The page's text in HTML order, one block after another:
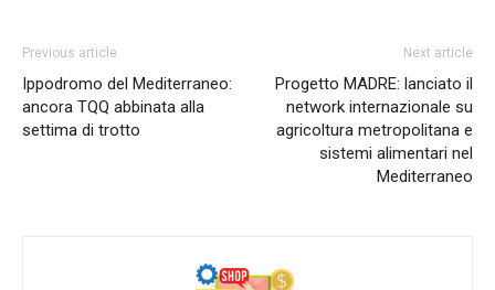
Previous article
Ippodromo del Mediterraneo:
ancora TQQ abbinata alla
settima di trotto
Next article
Progetto MADRE: lanciato il
network internazionale su
agricoltura metropolitana e
sistemi alimentari nel
Mediterraneo